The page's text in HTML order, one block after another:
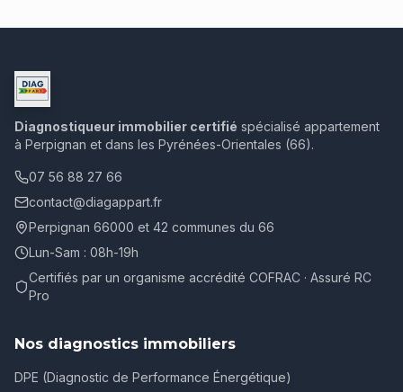
Diagnostiqueur immobilier certifié spécialisé appartement
à Perpignan et dans les Pyrénées-Orientales (66).
07 56 88 27 66
contact@diagappart.fr
Perpignan 66000 et 42 communes du 66
Lun-Sam : 08h-19h
Certifiés par un organisme accrédité COFRAC · Assuré RC
Pro
Nos diagnostics immobiliers
DPE (Diagnostic de Performance Énergétique)